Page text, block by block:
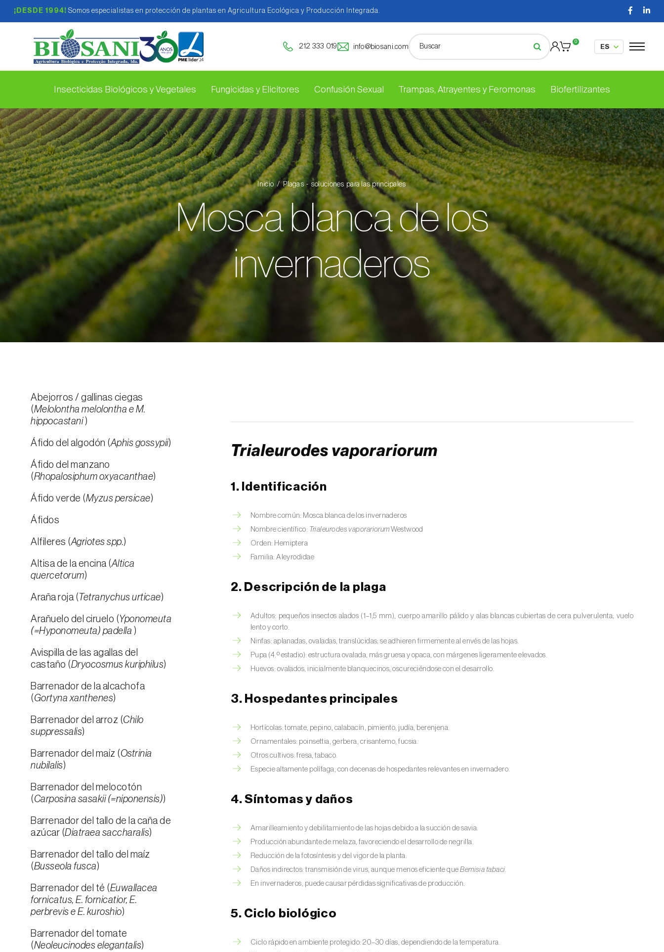
¡DESDE 1994! Somos especialistas en protección de plantas en Agricultura Ecológica y Producción Integrada.
212 333 019 info@biosani.com
0
Insecticidas Biológicos y Vegetales Fungicidas y Elicitores Confusión Sexual Trampas, Atrayentes y Feromonas Biofertilizantes
Inicio Plagas - soluciones para las principales
Mosca blanca de los
invernaderos
Abejorros / gallinas ciegas
(Melolontha melolontha e M.
hippocastani )
Áfido del algodón (Aphis gossypii)
Áfido del manzano
(Rhopalosiphum oxyacanthae)
Áfido verde (Myzus persicae)
Áfidos
Alfileres (Agriotes spp.)
Altisa de la encina (Altica
quercetorum)
Araña roja ( Tetranychus urticae)
Arañuelo del ciruelo (Yponomeuta
(=Hyponomeuta) padella )
Avispilla de las agallas del
castaño (Dryocosmus kuriphilus)
Barrenador de la alcachofa
(Gortyna xanthenes)
Barrenador del arroz (Chilo
suppressalis)
Barrenador del maíz (Ostrinia
nubilalis)
Barrenador del melocotón
(Carposina sasakii (=niponensis))
Barrenador del tallo de la caña de
azúcar (Diatraea saccharalis)
Barrenador del tallo del maíz
(Busseola fusca)
Barrenador del té (Euwallacea
fornicatus, E. fornicatior, E.
perbrevis e E. kuroshio)
Barrenador del tomate
(Neoleucinodes elegantalis)
Trialeurodes vaporariorum
1. Identificación
Nombre común: Mosca blanca de los invernaderos
Nombre científico: Trialeurodes vaporariorum Westwood
Orden: Hemiptera
Familia: Aleyrodidae
2. Descripción de la plaga
Adultos: pequeños insectos alados (1–1,5 mm), cuerpo amarillo pálido y alas blancas cubiertas de cera pulverulenta; vuelo
lento y corto.
Ninfas: aplanadas, ovaladas, translúcidas; se adhieren firmemente al envés de las hojas.
Pupa (4.º estadio): estructura ovalada, más gruesa y opaca, con márgenes ligeramente elevados.
Huevos: ovalados, inicialmente blanquecinos, oscureciéndose con el desarrollo.
3. Hospedantes principales
Hortícolas: tomate, pepino, calabacín, pimiento, judía, berenjena.
Ornamentales: poinsettia, gerbera, crisantemo, fucsia.
Otros cultivos: fresa, tabaco.
Especie altamente polífaga, con decenas de hospedantes relevantes en invernadero.
4. Síntomas y daños
Amarilleamiento y debilitamiento de las hojas debido a la succión de savia.
Producción abundante de melaza, favoreciendo el desarrollo de negrilla.
Reducción de la fotosíntesis y del vigor de la planta.
Daños indirectos: transmisión de virus, aunque menos eficiente queBemisia tabaci.
En invernaderos, puede causar pérdidas significativas de producción.
5. Ciclo biológico
Ciclo rápido en ambiente protegido: 20–30 días, dependiendo de la temperatura.